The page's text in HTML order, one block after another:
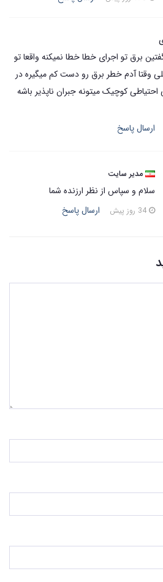
برق تو اجرای خطا خطا نمیکنه واقعا تو
وقتا آدم خطر برق رو دست کم میگیره در
کوچیک میتونه جبران ناپذیر باشه
ارسال پاسخ
مدیر سایت
سلام و سپاس از نظر ارزنده شما
ارسال پاسخ